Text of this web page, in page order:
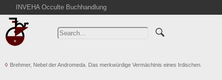
INVEHA Occulte Buchhandlung
Home
Advanced Search
CartBrehmer, Nebel der Andromeda. Das merkwürdige Vermächtnis eines Irdischen.